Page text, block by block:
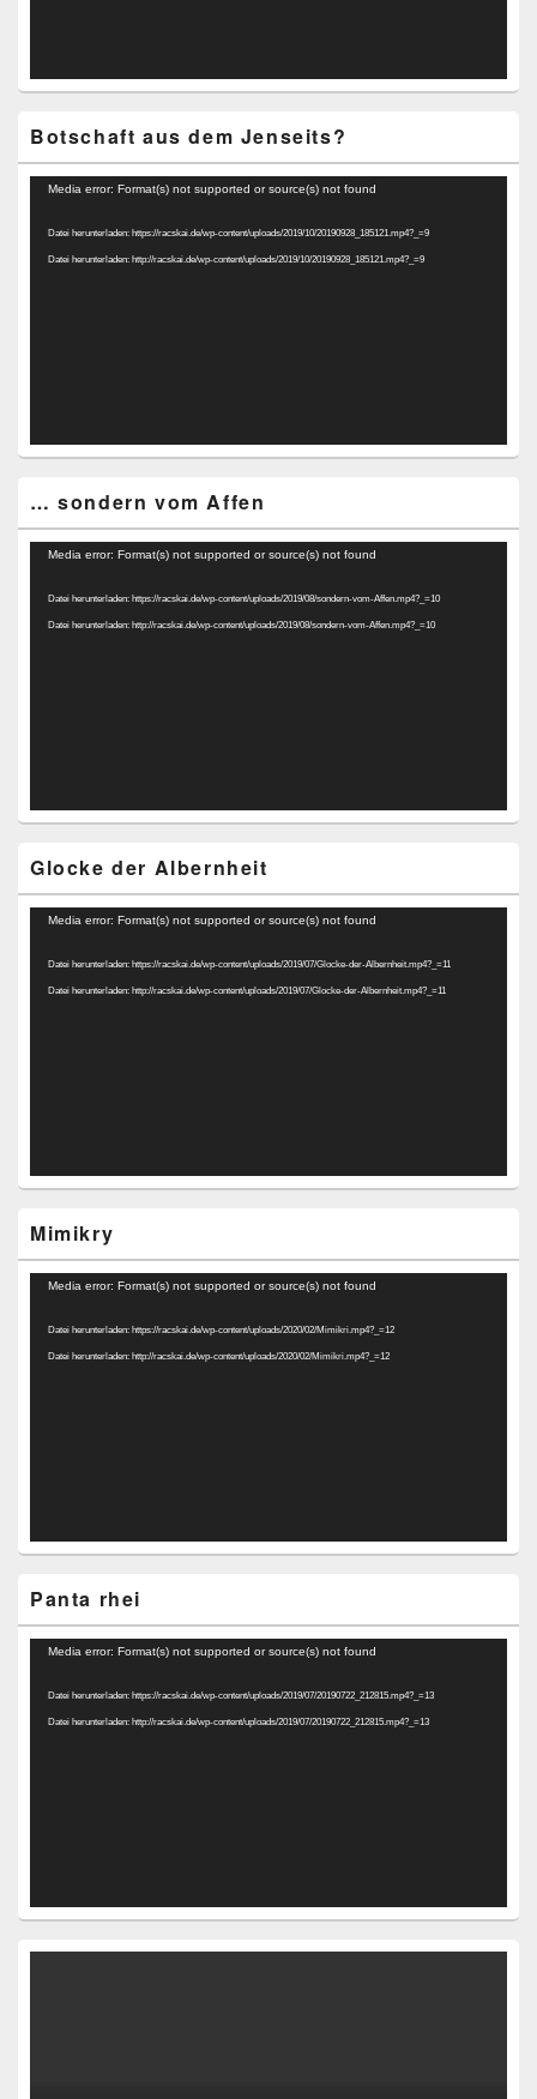
Botschaft aus dem Jenseits?
Video-
Media error: Format(s) not supported or source(s) not found
Datei herunterladen: https://racskai.de/wp-content/uploads/2019/10/20190928_185121.mp4?_=9
Datei herunterladen: http://racskai.de/wp-content/uploads/2019/10/20190928_185121.mp4?_=9
… sondern vom Affen
Video-
Media error: Format(s) not supported or source(s) not found
Datei herunterladen: https://racskai.de/wp-content/uploads/2019/08/sondern-vom-Affen.mp4?_=10
Datei herunterladen: http://racskai.de/wp-content/uploads/2019/08/sondern-vom-Affen.mp4?_=10
Glocke der Albernheit
Video-
Media error: Format(s) not supported or source(s) not found
Datei herunterladen: https://racskai.de/wp-content/uploads/2019/07/Glocke-der-Albernheit.mp4?_=11
Datei herunterladen: http://racskai.de/wp-content/uploads/2019/07/Glocke-der-Albernheit.mp4?_=11
Mimikry
Video-
Media error: Format(s) not supported or source(s) not found
Datei herunterladen: https://racskai.de/wp-content/uploads/2020/02/Mimikri.mp4?_=12
Datei herunterladen: http://racskai.de/wp-content/uploads/2020/02/Mimikri.mp4?_=12
Panta rhei
Video-
Media error: Format(s) not supported or source(s) not found
Datei herunterladen: https://racskai.de/wp-content/uploads/2019/07/20190722_212815.mp4?_=13
Datei herunterladen: http://racskai.de/wp-content/uploads/2019/07/20190722_212815.mp4?_=13